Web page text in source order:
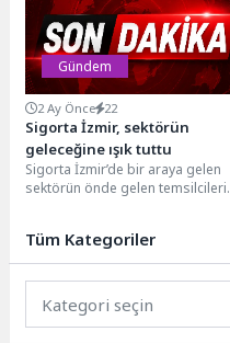
Gündem
2 Ay Önce 22
Sigorta İzmir, sektörün
geleceğine ışık tuttu
Sigorta İzmir’de bir araya gelen
sektörün önde gelen temsilcileri,
Tüm Kategoriler